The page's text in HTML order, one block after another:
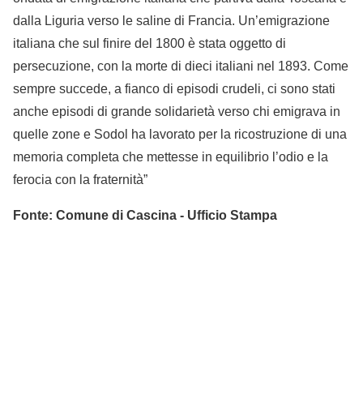
dalla Liguria verso le saline di Francia. Un’emigrazione
italiana che sul finire del 1800 è stata oggetto di
persecuzione, con la morte di dieci italiani nel 1893. Come
sempre succede, a fianco di episodi crudeli, ci sono stati
anche episodi di grande solidarietà verso chi emigrava in
quelle zone e Sodol ha lavorato per la ricostruzione di una
memoria completa che mettesse in equilibrio l’odio e la
ferocia con la fraternità”
Fonte: Comune di Cascina - Ufficio Stampa